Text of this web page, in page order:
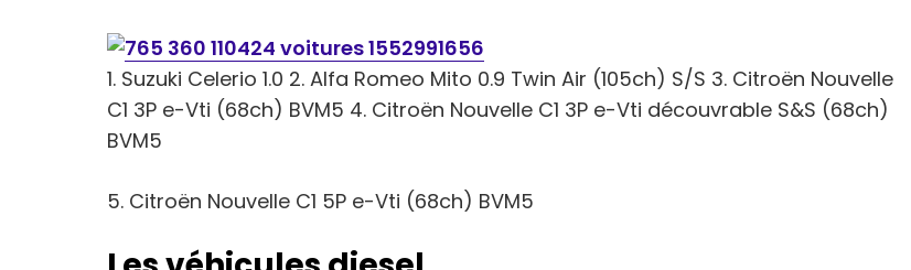
1. Suzuki Celerio 1.0 2. Alfa Romeo Mito 0.9 Twin Air (105ch) S/S 3. Citroën Nouvelle
C1 3P e-Vti (68ch) BVM5 4. Citroën Nouvelle C1 3P e-Vti découvrable S&S (68ch)
BVM5
5. Citroën Nouvelle C1 5P e-Vti (68ch) BVM5